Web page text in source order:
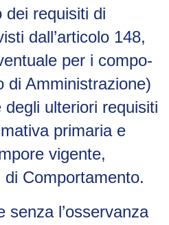
dei requisiti di
dall’articolo 148,
per i compo-
di Amministrazione)
ulteriori requisiti
primaria e
vigente,
Comportamento.
senza l’osservanza